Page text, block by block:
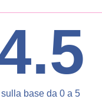
sulla base da 0 a 5